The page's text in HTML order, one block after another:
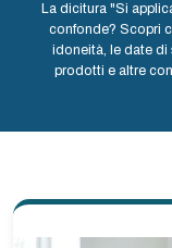
La dicitura "Si
confonde? Scopri
idoneità, le date di
prodotti e altre